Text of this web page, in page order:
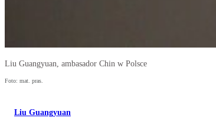
Liu Guangyuan, ambasador Chin w Polsce
Foto: mat. pras.
Liu Guangyuan